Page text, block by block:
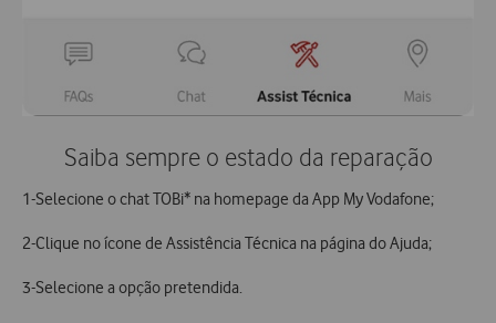
Saiba sempre o estado da reparação
1-Selecione o chat TOBi* na homepage da App My Vodafone;
2-Clique no ícone de Assistência Técnica na página do Ajuda;
3-Selecione a opção pretendida.